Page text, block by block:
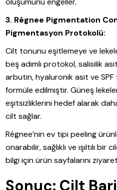
3. Régnee Pigmentation
Pigmentasyon Protokolü:
Cilt tonunu eşitlemeye ve
beş adımlı protokol, salisilik
arbutin, hyaluronik asit ve
formüle edilmiştir. Güneş
eşitsizliklerini hedef alarak
cilt sağlar.
Régnee’nin ev tipi peeling
onarabilir, sağlıklı ve ışıltılı
bilgi için ürün sayfalarını
Sonuç: Cilt